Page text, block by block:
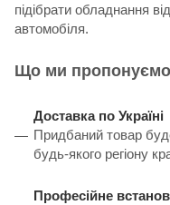
підібрати обладнання
автомобіля.
Що ми
Доставка по Україні
Придбаний товар
будь-якого регіону
Професійне